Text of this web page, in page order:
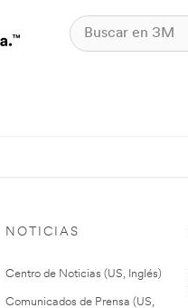
NOTICIAS
Centro de Noticias (US, Inglés)
Comunicados de Prensa (US,